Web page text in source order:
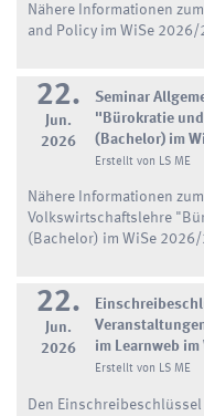
Nähere Informationen
and Policy im WiSe
22.
Jun.
2026
Seminar
"Bürokratie
(Bachelor) im
Erstellt von LS ME
Nähere Informationen
Volkswirtschaftslehre
(Bachelor) im WiSe
22.
Jun.
2026
im Learnweb
Erstellt von LS ME
Den